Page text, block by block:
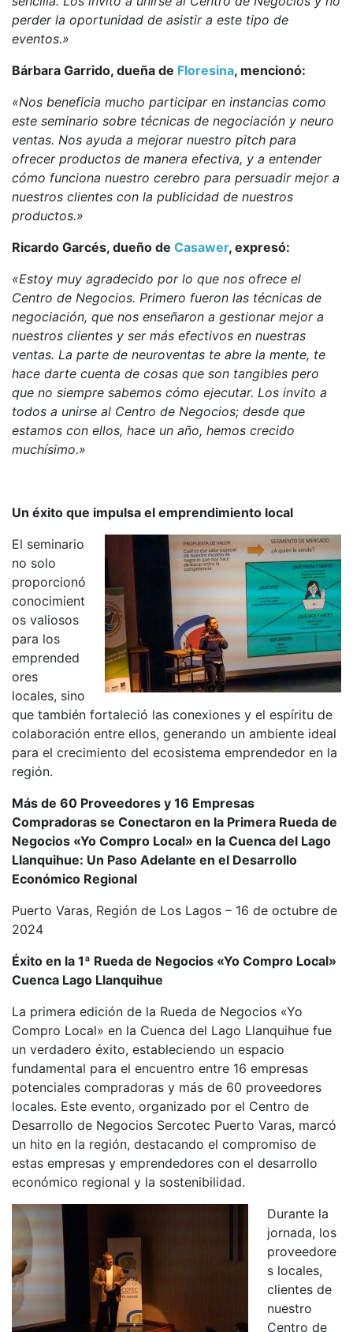
perder la oportunidad de asistir a este tipo de
eventos.»
Bárbara Garrido, dueña de Floresina, mencionó:
«Nos beneficia mucho participar en instancias como
este seminario sobre técnicas de negociación y neuro
ventas. Nos ayuda a mejorar nuestro pitch para
ofrecer productos de manera efectiva, y a entender
cómo funciona nuestro cerebro para persuadir mejor a
nuestros clientes con la publicidad de nuestros
productos.»
Ricardo Garcés, dueño de Casawer, expresó:
«Estoy muy agradecido por lo que nos ofrece el
Centro de Negocios. Primero fueron las técnicas de
negociación, que nos enseñaron a gestionar mejor a
nuestros clientes y ser más efectivos en nuestras
ventas. La parte de neuroventas te abre la mente, te
hace darte cuenta de cosas que son tangibles pero
que no siempre sabemos cómo ejecutar. Los invito a
todos a unirse al Centro de Negocios; desde que
estamos con ellos, hace un año, hemos crecido
muchísimo.»
Un éxito que impulsa el emprendimiento local
El seminario
no solo
proporcionó
conocimient
os valiosos
para los
emprended
ores
locales, sino
que también fortaleció las conexiones y el espíritu de
colaboración entre ellos, generando un ambiente ideal
para el crecimiento del ecosistema emprendedor en la
región.
Más de 60 Proveedores y 16 Empresas
Compradoras se Conectaron en la Primera Rueda de
Negocios «Yo Compro Local» en la Cuenca del Lago
Llanquihue: Un Paso Adelante en el Desarrollo
Económico Regional
Puerto Varas, Región de Los Lagos – 16 de octubre de
2024
Éxito en la 1ª Rueda de Negocios «Yo Compro Local»
Cuenca Lago Llanquihue
La primera edición de la Rueda de Negocios «Yo
Compro Local» en la Cuenca del Lago Llanquihue fue
un verdadero éxito, estableciendo un espacio
fundamental para el encuentro entre 16 empresas
potenciales compradoras y más de 60 proveedores
locales. Este evento, organizado por el Centro de
Desarrollo de Negocios Sercotec Puerto Varas, marcó
un hito en la región, destacando el compromiso de
estas empresas y emprendedores con el desarrollo
económico regional y la sostenibilidad.
Durante la
jornada, los
proveedore
s locales,
clientes de
nuestro
Centro de